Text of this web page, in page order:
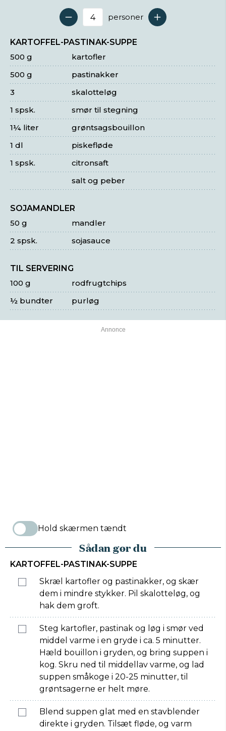
Antal serveringer
personer
KARTOFFEL-PASTINAK-SUPPE
kartofler
500 g
pastinakker
500 g
skalotteløg
3
smør til stegning
1 spsk.
grøntsagsbouillon
1¼ liter
piskefløde
1 dl
citronsaft
1 spsk.
salt og peber
SOJAMANDLER
mandler
50 g
sojasauce
2 spsk.
TIL SERVERING
rodfrugtchips
100 g
purløg
½ bundter
Hold skærmen tændt
Sådan gør du
KARTOFFEL-PASTINAK-SUPPE
Skræl kartofler og pastinakker, og skær
dem i mindre stykker. Pil skalotteløg, og
hak dem groft.
Steg kartofler, pastinak og løg i smør ved
middel varme i en gryde i ca. 5 minutter.
Hæld bouillon i gryden, og bring suppen i
kog. Skru ned til middellav varme, og lad
suppen småkoge i 20-25 minutter, til
grøntsagerne er helt møre.
Blend suppen glat med en stavblender
direkte i gryden. Tilsæt fløde, og varm